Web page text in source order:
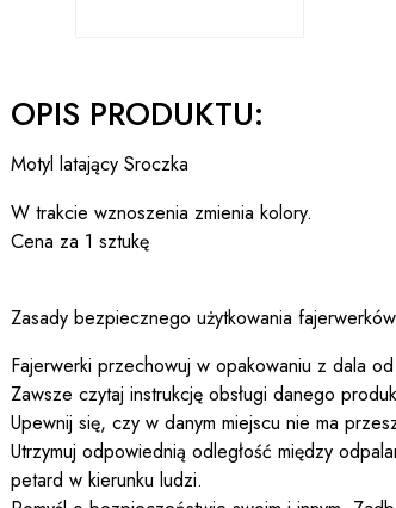
OPIS PRODUKTU:
Motyl latający Sroczka
W trakcie wznoszenia zmienia kolory.
Cena za 1 sztukę
Zasady bezpiecznego użytkowania
Fajerwerki przechowuj w opakowaniu z dala
Zawsze czytaj instrukcję obsługi danego
Upewnij się, czy w danym miejscu nie ma
Utrzymuj odpowiednią odległość między
petard w kierunku ludzi.